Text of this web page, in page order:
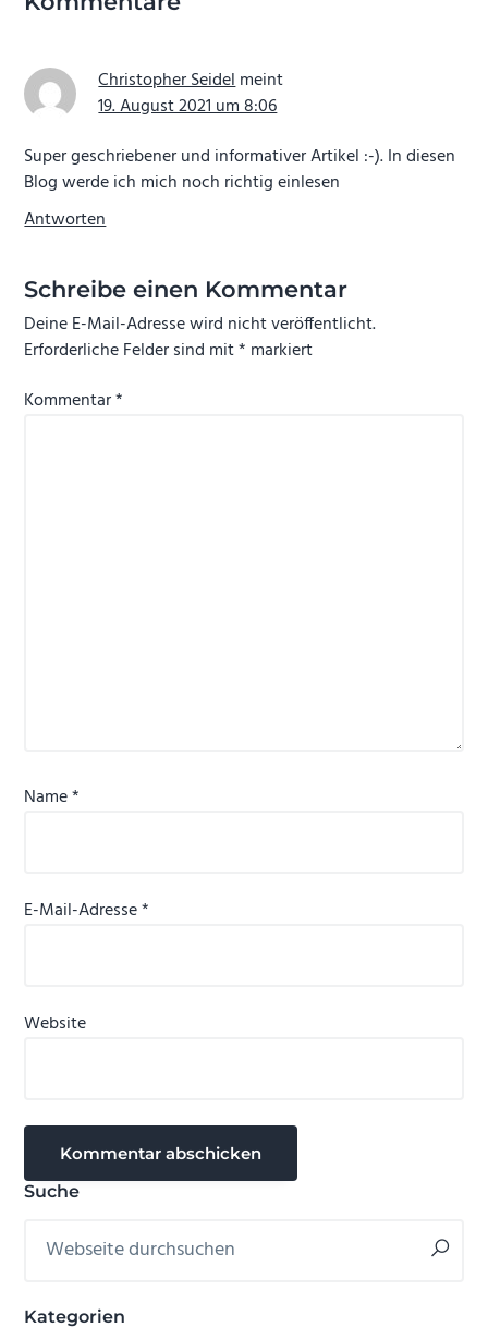
Christopher Seidelmeint
19. August 2021 um 8:06
Super geschriebener und informativer Artikel :-). In diesen
Blog werde ich mich noch richtig einlesen
Antworten
Schreibe einen Kommentar
Deine E-Mail-Adresse wird nicht veröffentlicht.
Erforderliche Felder sind mit* markiert
Kommentar*
Name*
E-Mail-Adresse*
Website
Seitenspalte
Suche
durchsuchen
Kategorien